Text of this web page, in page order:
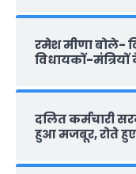
रमेश मीणा बोले-
विधायकों-मंत्रियों
दलित कर्मचारी
हुआ मजबूर, रोते हुए